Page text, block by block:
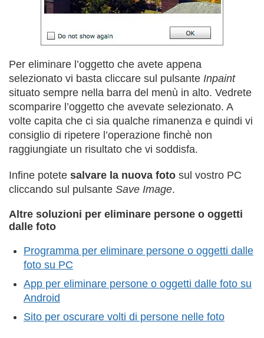
Per eliminare l’oggetto che avete appena
selezionato vi basta cliccare sul pulsante Inpaint
situato sempre nella barra del menù in alto. Vedrete
scomparire l’oggetto che avevate selezionato. A
volte capita che ci sia qualche rimanenza e quindi vi
consiglio di ripetere l’operazione finchè non
raggiungiate un risultato che vi soddisfa.
Infine potete salvare la nuova foto sul vostro PC
cliccando sul pulsante Save Image.
Altre soluzioni per eliminare persone o oggetti
dalle foto
Programma per eliminare persone o oggetti dalle
foto su PC
App per eliminare persone o oggetti dalle foto su
Android
Sito per oscurare volti di persone nelle foto